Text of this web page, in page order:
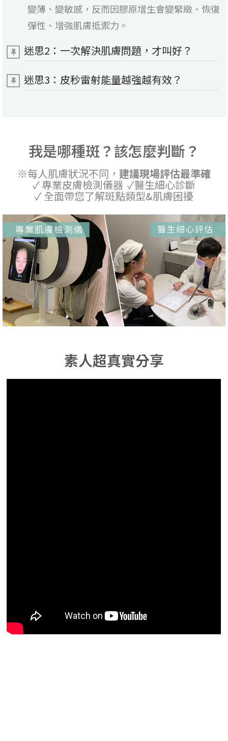
變薄、變敏感，反而因膠原增生會變緊緻、恢復
彈性、增強肌膚抵禦力。
迷思2：一次解決肌膚問題，才叫好？
迷思3：皮秒雷射能量越強越有效？
我是哪種斑？該怎麼判斷？
※每人肌膚狀況不同， 建議現場評估最準確
✓ 專業皮膚檢測儀器 ✓醫生細心診斷
✓ 全面帶您了解斑點類型&肌膚困擾
素人超真實分享